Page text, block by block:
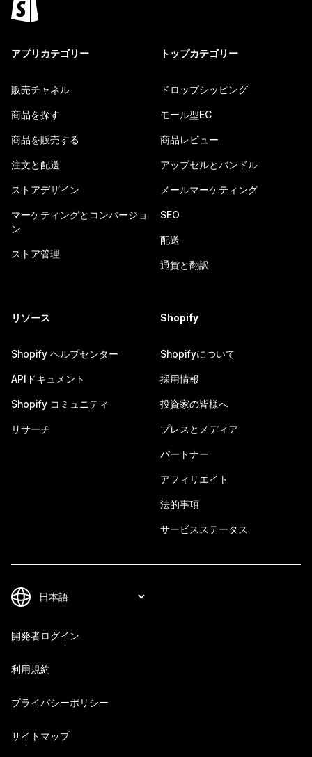
アプリカテゴリー
販売チャネル
商品を探す
商品を販売する
注文と配送
ストアデザイン
マーケティングとコンバージョ
ン
ストア管理
トップカテゴリー
ドロップシッピング
モール型EC
商品レビュー
アップセルとバンドル
メールマーケティング
SEO
配送
通貨と翻訳
リソース
Shopify ヘルプセンター
APIドキュメント
Shopify コミュニティ
リサーチ
Shopify
Shopifyについて
採用情報
投資家の皆様へ
プレスとメディア
パートナー
アフィリエイト
法的事項
サービスステータス
開発者ログイン
利用規約
プライバシーポリシー
サイトマップ